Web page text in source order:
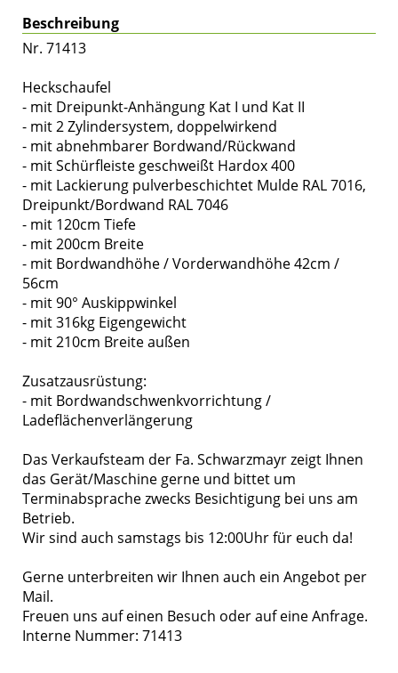
Beschreibung
Nr. 71413
Heckschaufel
- mit Dreipunkt-Anhängung Kat I und Kat II
- mit 2 Zylindersystem, doppelwirkend
- mit abnehmbarer Bordwand/Rückwand
- mit Schürfleiste geschweißt Hardox 400
- mit Lackierung pulverbeschichtet Mulde RAL 7016,
Dreipunkt/Bordwand RAL 7046
- mit 120cm Tiefe
- mit 200cm Breite
- mit Bordwandhöhe / Vorderwandhöhe 42cm /
56cm
- mit 90° Auskippwinkel
- mit 316kg Eigengewicht
- mit 210cm Breite außen
Zusatzausrüstung:
- mit Bordwandschwenkvorrichtung /
Ladeflächenverlängerung
Das Verkaufsteam der Fa. Schwarzmayr zeigt Ihnen
das Gerät/Maschine gerne und bittet um
Terminabsprache zwecks Besichtigung bei uns am
Betrieb.
Wir sind auch samstags bis 12:00Uhr für euch da!
Gerne unterbreiten wir Ihnen auch ein Angebot per
Mail.
Freuen uns auf einen Besuch oder auf eine Anfrage.
Interne Nummer: 71413